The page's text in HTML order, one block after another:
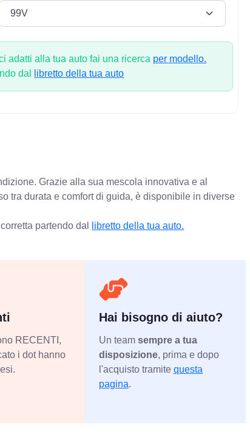
adatti alla tua auto fai una ricerca per modello.
dal
libretto della tua auto
Grazie alla sua mescola innovativa e al
tra durata e comfort di guida, è disponibile in diverse
partendo dal libretto della tua auto.
RECENTI,
i dot hanno
Hai bisogno di aiuto?
Un team sempre a tua
disposizione, prima e dopo
l'acquisto tramite questa
pagina.